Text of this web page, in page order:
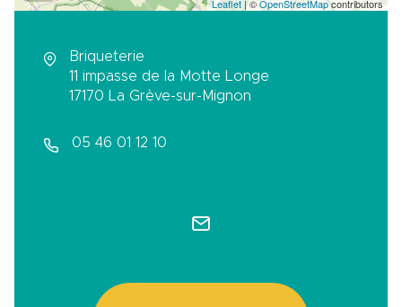
Leaflet | ©OpenStreetMapcontributors
Briqueterie
11 impasse de la Motte Longe
17170
La Grève-sur-Mignon
05 46 01 12 10